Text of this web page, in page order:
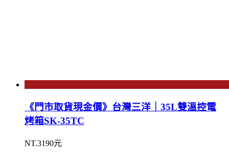
《門市取貨現金價》台灣三洋｜35L雙溫控電
烤箱SK-35TC
NT.3190元